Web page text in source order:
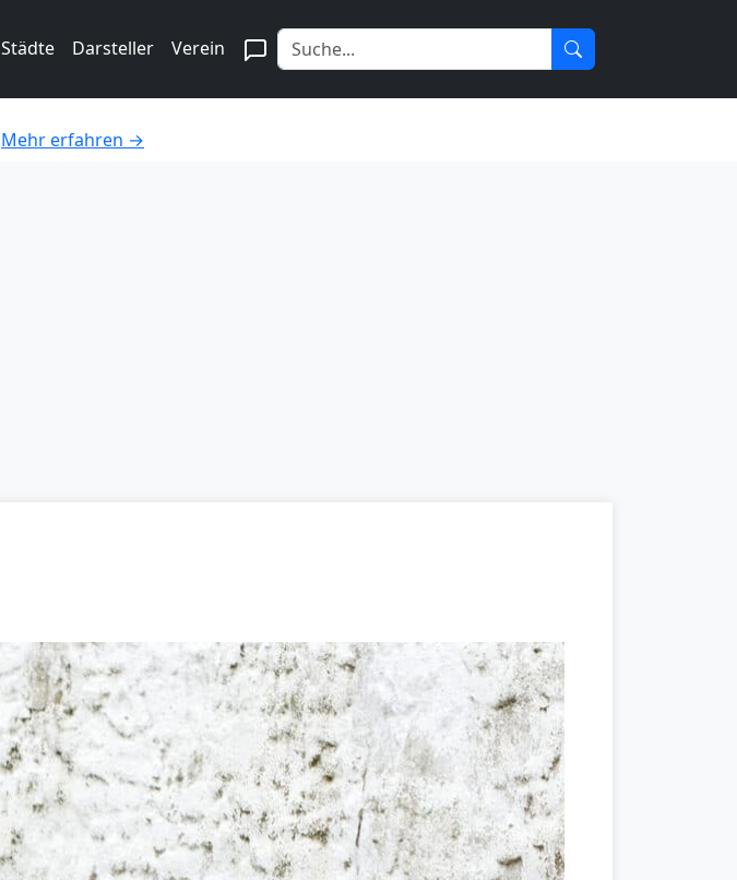
Städte Darsteller Verein
Mehr erfahren →